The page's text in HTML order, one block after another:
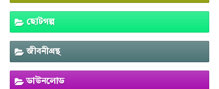
ছোটগল্প
জীবনীগ্রন্থ
ডাউনলোড